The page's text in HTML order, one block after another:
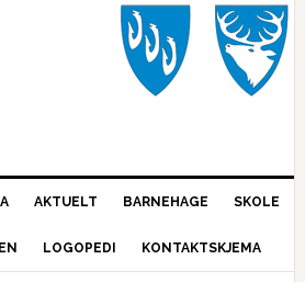
AKTUELT BARNEHAGE SKOLE
LOGOPEDI KONTAKTSKJEMA